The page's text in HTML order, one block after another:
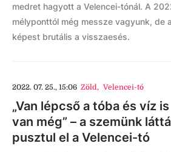
medret hagyott a Velencei-tónál. A
mélyponttól még messze vagyunk, de
képest brutális a visszaesés.
2022. 07. 25., 15:06 Zöld, Velencei-tó
„Van lépcső a tóba és víz is
van még” – a szemünk
pusztul el a Velencei-tó